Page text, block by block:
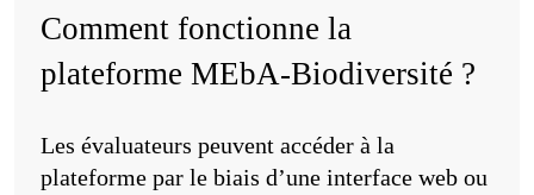
Comment fonctionne la
plateforme MEbA-Biodiversité ?
Les évaluateurs peuvent accéder à la
plateforme par le biais d’une interface web ou